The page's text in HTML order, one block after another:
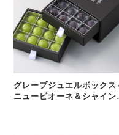
グレープジュエルボックス
ニューピオーネ＆シャイン